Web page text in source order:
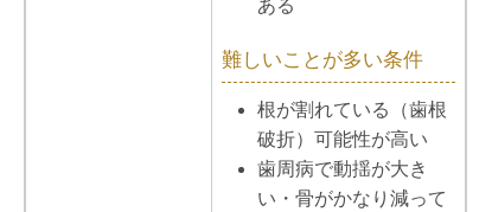
ある
難しいことが多い条件
根が割れている（歯根
破折）可能性が高い
歯周病で動揺が大き
い・骨がかなり減って